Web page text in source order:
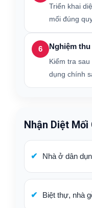
Triển khai
mối đúng
6 Nghiệm
Kiểm tra
dụng chính
Nhận Diệt
Nhà ở dân
Biệt thự, nhà